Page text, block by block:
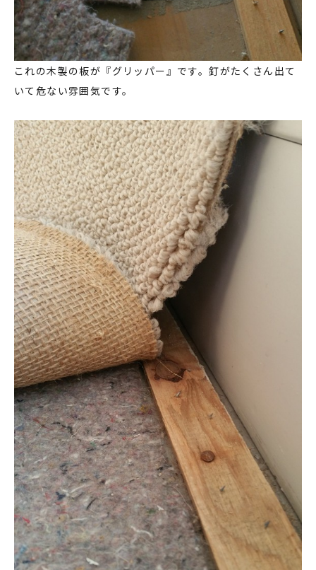
これの木製の板が『グリッパー』です。釘がたくさん出て
いて危ない雰囲気です。